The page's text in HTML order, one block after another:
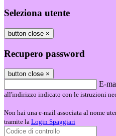
Seleziona utente
button close ×
Recupero password
button close ×
E-
all'indirizzo indicato con le istruzioni
Non hai una e-mail associata al nome
tramite la Login Spaggiari